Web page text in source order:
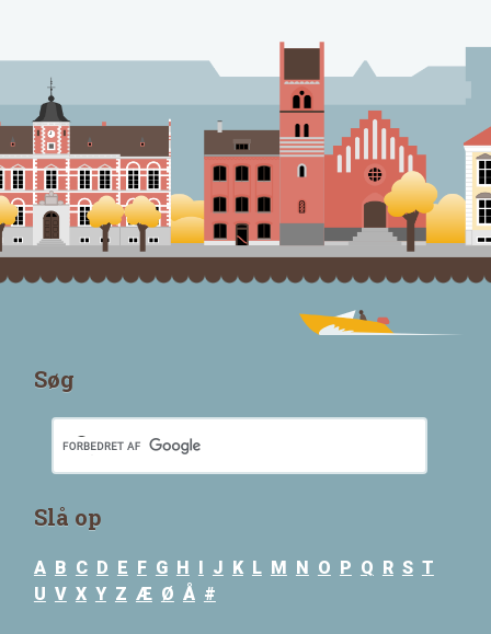
Søg
Slå op
A B C D E F G H I J K L M N O P Q R S T
U V X Y Z Æ Ø Å #